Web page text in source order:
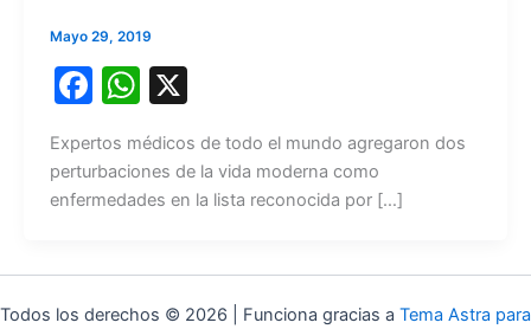
Mayo 29, 2019
F
c
e
o
o
W
h
at
s
p
p
X
Expertos médicos de todo el mundo agregaron dos
perturbaciones de la vida moderna como
enfermedades en la lista reconocida por […]
Todos los derechos © 2026 | Funciona gracias a Tema Astra para